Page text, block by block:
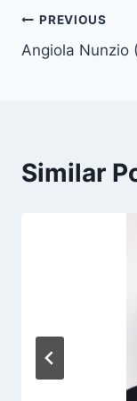
s
:
Post
PREVIOUS
Angiola Nunzio
Similar